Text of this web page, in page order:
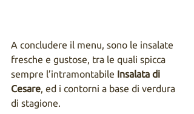
A concludere il menu, sono le insalate
fresche e gustose, tra le quali spicca
sempre l’intramontabile Insalata di
Cesare, ed i contorni a base di verdura
di stagione.